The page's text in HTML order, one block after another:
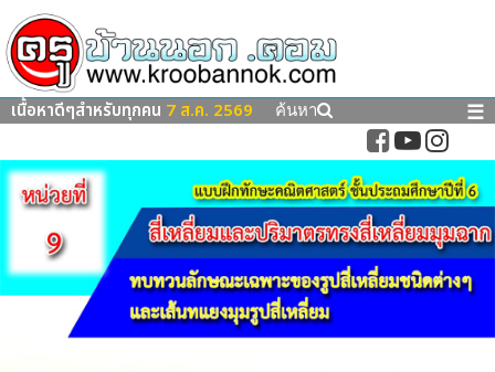
เนื้อหาดีๆสำหรับทุกคน 7 ส.ค. 2569 ค้นหา ☰